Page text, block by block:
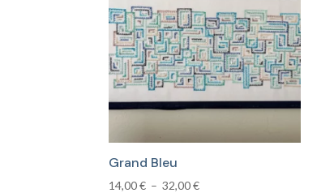
au
plus
ancien
Grand Bleu
14,00€ – 32,00€Plage